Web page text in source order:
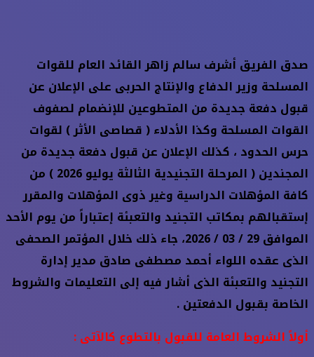
صدق الفريق أشرف سالم زاهر القائد العام للقوات
المسلحة وزير الدفاع والإنتاج الحربى على الإعلان عن
قبول دفعة جديدة من المتطوعين للإنضمام لصفوف
القوات المسلحة وكذا الأدلاء ( قصاصى الأثر ) لقوات
حرس الحدود ، كذلك الإعلان عن قبول دفعة جديدة من
المجندين ( المرحلة التجنيدية الثالثة يوليو 2026 ) من
كافة المؤهلات الدراسية وغير ذوى المؤهلات والمقرر
إستقبالهم بمكاتب التجنيد والتعبئة إعتباراً من يوم الأحد
الموافق 29 / 03 / 2026، جاء ذلك خلال المؤتمر الصحفى
الذى عقده اللواء أحمد مصطفى صادق مدير إدارة
التجنيد والتعبئة الذى أشار فيه إلى التعليمات والشروط
الخاصة بقبول الدفعتين .
أولاً الشروط العامة للقبول بالتطوع كالآتى :